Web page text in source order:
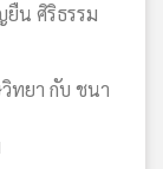
น ศิริธรรม
ทยา กับ ชนา